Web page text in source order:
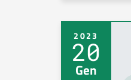
2023
20
Gen